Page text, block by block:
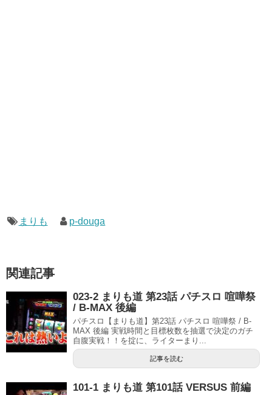
まりも p-douga
関連記事
023-2 まりも道 第23話 パチスロ 喧嘩祭
/ B-MAX 後編
パチスロ【まりも道】第23話 パチスロ 喧嘩祭 / B-
MAX 後編 実戦時間と目標枚数を抽選で決定のガチ
自腹実戦！！を掟に、ライターまり...
記事を読む
101-1 まりも道 第101話 VERSUS 前編